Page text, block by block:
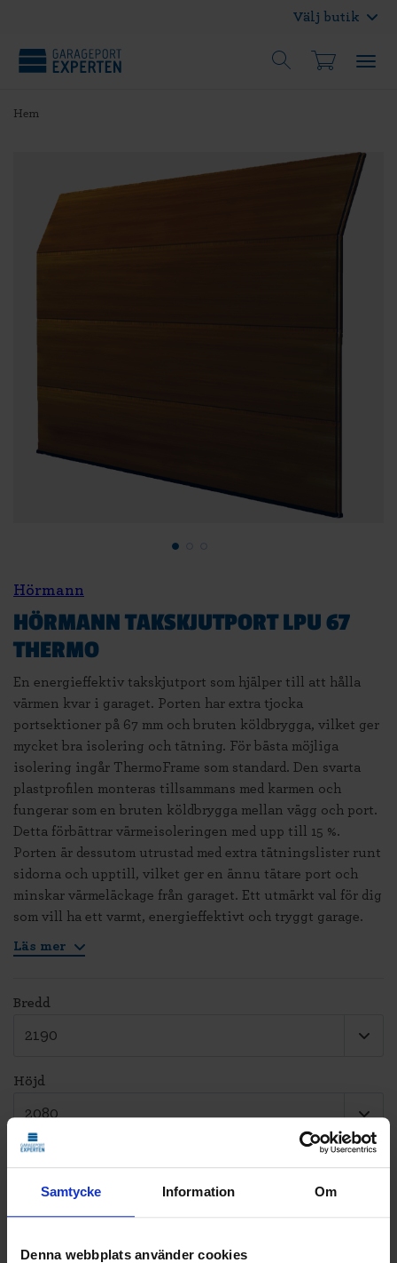
Samtycke Information Om
Denna webbplats använder cookies
Välj butik
Hem
Hörmann
HÖRMANN TAKSKJUTPORT LPU 67
THERMO
En energieffektiv takskjutport som hjälper till att hålla
värmen kvar i garaget. Porten har extra tjocka
portsektioner på 67 mm och bruten köldbrygga, vilket ger
mycket bra isolering och tätning. För bästa möjliga
isolering ingår ThermoFrame som standard. Den svarta
plastprofilen monteras tillsammans med karmen och
fungerar som en bruten köldbrygga mellan vägg och port.
Detta förbättrar värmeisoleringen med upp till 15 %.
Porten är dessutom utrustad med extra tätningslister runt
sidorna och upptill, vilket ger en ännu tätare port och
minskar värmeläckage från garaget. Ett utmärkt val för dig
som vill ha ett varmt, energieffektivt och tryggt garage.
Läs mer
Bredd
Höjd